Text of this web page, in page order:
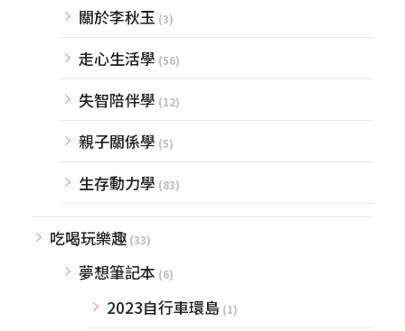
關於李秋玉 (3)
走心生活學 (56)
失智陪伴學 (12)
親子關係學 (5)
生存動力學 (83)
吃喝玩樂趣 (33)
夢想筆記本 (6)
2023自行車環島 (1)